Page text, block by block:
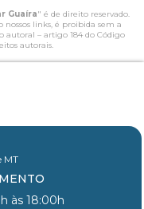
Guaíra" é de direito reservado.
links, é proibida sem a
autoral – artigo 184 do Código
autorais.
MT
às 18:00h